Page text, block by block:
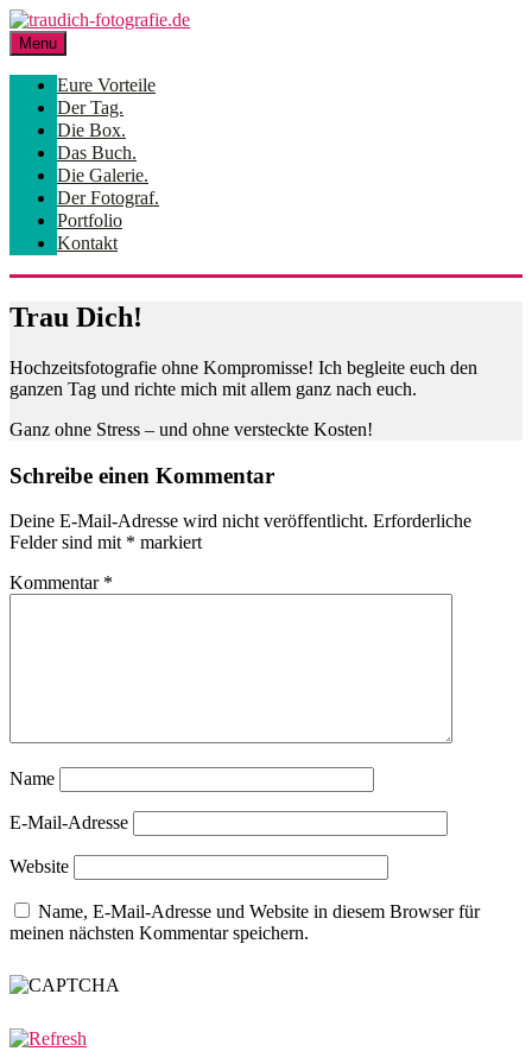
Skip
to
content
Menu
Eure Vorteile
Der Tag.
Die Box.
Das Buch.
Die Galerie.
Der Fotograf.
Portfolio
Kontakt
Trau Dich!
Hochzeitsfotografie ohne Kompromisse! Ich begleite euch den
ganzen Tag und richte mich mit allem ganz nach euch.
Ganz ohne Stress – und ohne versteckte Kosten!
Schreibe einen Kommentar
Deine E-Mail-Adresse wird nicht veröffentlicht. Erforderliche
Felder sind mit * markiert
Kommentar *
Name
E-Mail-Adresse
Website
Name, E-Mail-Adresse und Website in diesem Browser für
meinen nächsten Kommentar speichern.